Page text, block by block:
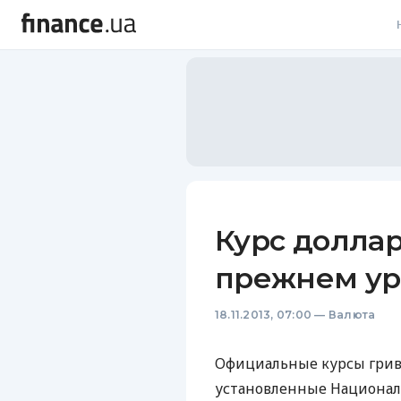
Курс
прежнем
18.11.2013, 07:00 — Валюта
Официальные курсы
установленные